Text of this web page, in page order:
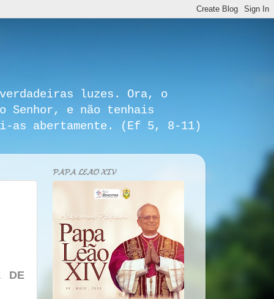
luzes. Ora, o
Senhor, e não tenhais
as abertamente. (Ef 5, 8-11)
DE
𝓟𝓐𝓟𝓐 𝓛𝓔𝓐̃𝓞 𝓧𝓘𝓥